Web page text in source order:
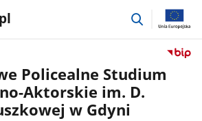
przejdź
Policealne Studium
Aktorskie im. D.
w Gdyni